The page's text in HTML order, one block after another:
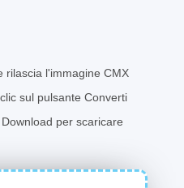
rilascia l'immagine CMX
sul pulsante Converti
per scaricare